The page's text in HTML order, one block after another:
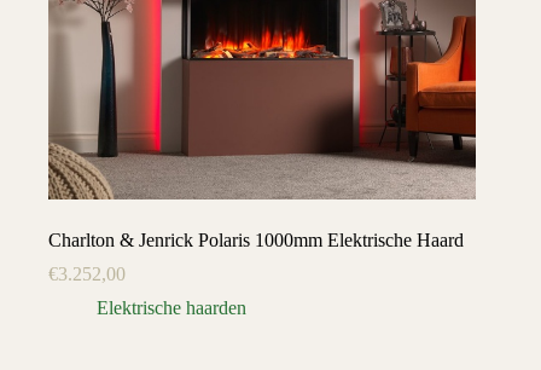
Charlton & Jenrick Polaris 1000mm Elektrische Haard
€3.252,00
Elektrische haarden